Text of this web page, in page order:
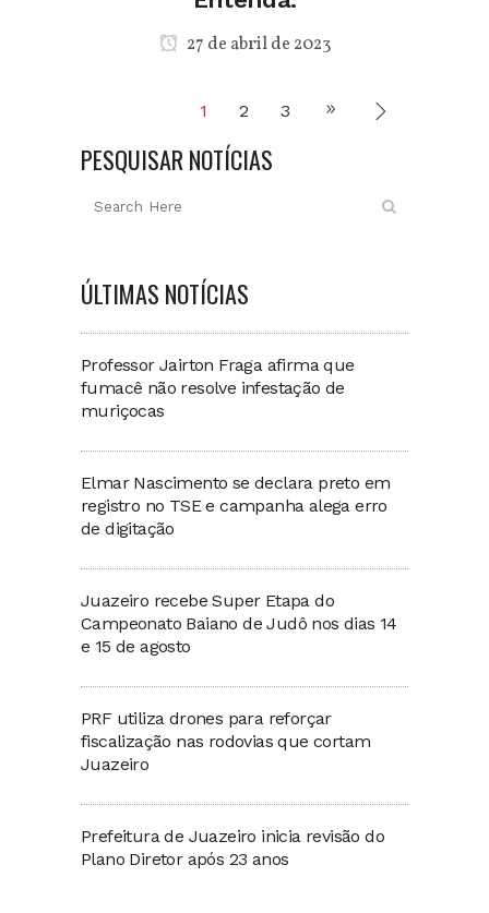
27 de abril de 2023
1 2 3
PESQUISAR NOTÍCIAS
ÚLTIMAS NOTÍCIAS
Professor Jairton Fraga afirma que
fumacê não resolve infestação de
muriçocas
Elmar Nascimento se declara preto em
registro no TSE e campanha alega erro
de digitação
Juazeiro recebe Super Etapa do
Campeonato Baiano de Judô nos dias 14
e 15 de agosto
PRF utiliza drones para reforçar
fiscalização nas rodovias que cortam
Juazeiro
Prefeitura de Juazeiro inicia revisão do
Plano Diretor após 23 anos